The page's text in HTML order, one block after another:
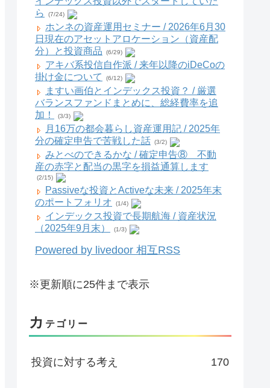
ら
(7/24)
ホンネの資産運用セミナー / 2026年6月30
日現在のアセットアロケーション（資産配
分）と投資商品
(6/29)
アキバ系投信自作派 / 来年以降のiDeCoの
掛け金について
(6/12)
ますい画伯とインデックス投資？ / 厳選
バランスファンドまとめに、総経費率を追
加！
(3/3)
月16万の都会暮らし資産運用記 / 2025年
分の確定申告で苦戦した話 (3/2)
みとべのできるかな / 確定申告⑧ 不動
産の赤字と配当の黒字を損益通算します
(2/15)
Passiveな投資とActiveな未来 / 2025年末
のポートフォリオ
(1/4)
インデックス投資で長期航海 / 資産状況
（2025年9月末）
(1/3)
Powered by livedoor 相互RSS
※更新順に25件まで表示
カ テゴリー
投資に対する考え 170